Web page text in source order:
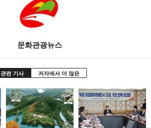
문화관광뉴스
관련 기사 저자에서 더 많은